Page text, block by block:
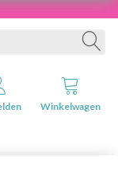
Winkelwagen